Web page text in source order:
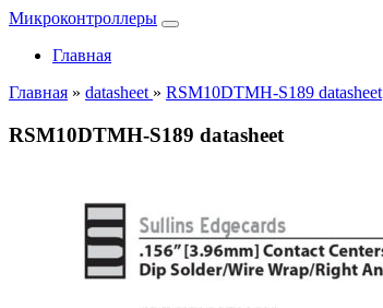
Микроконтроллеры
Главная
Главная » datasheet » RSM10DTMH-S189 datasheet
RSM10DTMH-S189 datasheet